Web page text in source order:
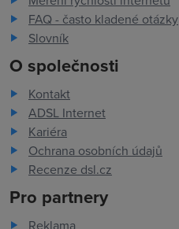
FAQ - často kladené otázky
Slovník
O společnosti
Kontakt
ADSL Internet
Kariéra
Ochrana osobních údajů
Recenze dsl.cz
Pro partnery
Reklama